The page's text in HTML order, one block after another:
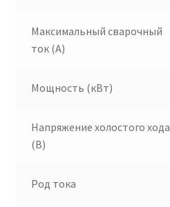
Максимальный сварочный
ток (А)
Мощность (кВт)
Напряжение холостого хода
(В)
Род тока